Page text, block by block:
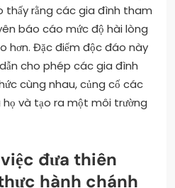
thấy rằng các gia đình tham
báo cáo mức độ hài lòng
hơn. Đặc điểm độc đáo này
cho phép các gia đình
cùng nhau, củng cố các
họ và tạo ra một môi trường
đưa thiên
hành chánh